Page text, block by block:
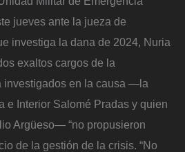
jueves ante la jueza de
investiga la dana de 2024, Nuria
exaltos cargos de la
investigados en la causa ―la
e Interior Salomé Pradas y quien
Argüeso― “no propusieron
de la gestión de la crisis. “No